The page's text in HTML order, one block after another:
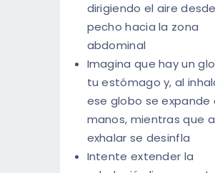
dirigiendo el aire
pecho hacia la zona
abdominal
Imagina que hay un
tu estómago y, al
ese globo se expande
manos, mientras que
exhalar se desinfla
Intente extender la